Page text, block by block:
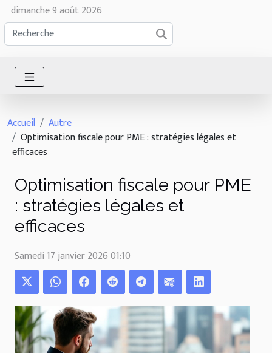
dimanche 9 août 2026
Accueil
Autre
Optimisation fiscale pour PME : stratégies légales et
efficaces
Optimisation fiscale pour PME
: stratégies légales et
efficaces
Samedi 17 janvier 2026 01:10